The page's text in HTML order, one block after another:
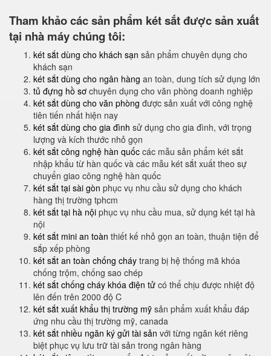
Tham khảo các sản phẩm két sắt được sản xuất
tại nhà máy chúng tôi:
két sắt dùng cho khách sạn sản phẩm chuyên dụng cho
khách sạn
két sắt dùng cho ngân hàng an toàn, dung tích sử dụng lớn
tủ đựng hồ sơ chuyên dụng cho văn phòng doanh nghiệp
két sắt dùng cho văn phòng được sản xuất với công nghệ
tiên tiến nhất hiện nay
két sắt dùng cho gia đình sử dụng cho gia đình, với trọng
lượng và kích thước nhỏ gọn
két sắt công nghệ hàn quốc các mẫu sản phẩm két sắt
nhập khẩu từ hàn quốc và các mẫu két sắt xuất theo sự
chuyển giao công nghệ hàn quốc
két sắt tại sài gòn phục vụ nhu cầu sử dụng cho khách
hàng thị trường tphcm
két sắt tại hà nội phục vụ nhu cầu mua, sử dụng két tại hà
nội
két sắt mini an toàn thiết kế nhỏ gọn an toàn, thuận tiện để
sắp xếp phòng
két sắt an toàn chống cháy trang bị hệ thống mã khóa
chống trộm, chống sao chép
két sắt chống cháy khóa điện tử có thể chịu được nhiệt độ
lên đến trên 2000 độ C
két sắt xuất khẩu thị trường mỹ sản phẩm xuất khẩu đáp
ứng nhu cầu thị trường mỹ, canada
két sắt nhiều ngăn ký gửi tài sản với từng ngăn két riêng
biệt phục vụ lưu trữ tài sản trong ngân hàng